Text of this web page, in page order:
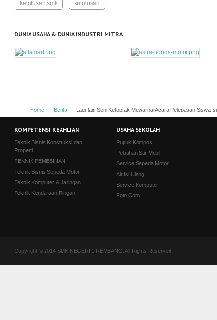
kelulusan smk kelulusan
DUNIA USAHA & DUNIA INDUSTRI MITRA
Home Berita Lagi-lagi Seni Ketoprak Mewarnai Acara Pelepasan Siswa-
KOMPETENSI KEAHLIAN
Teknik Bisnis Konstruksi dan
Properti
TEKNIK PEMESINAN
Teknik Bisnis Sepeda Motor
Teknik Komputer & Jaringan
Teknik Kendaraan Ringan
USAHA SEKOLAH
Pupuk Kompos
Pelatihan Stir Mobil
Service Sepeda Motor
Air Isi Ulang
Service Komputer
Foto Copy
Copyright © 2014 SMK NEGERI 1 REMBANG. All Rights Reserved.